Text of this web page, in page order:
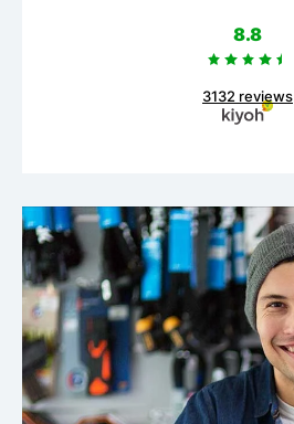
8.8
3132 reviews